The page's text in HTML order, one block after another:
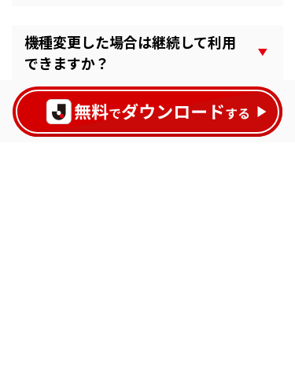
機種変更した場合は継続して利用
できますか？
会員情報の変更はできますか？